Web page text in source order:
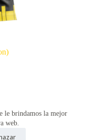
le brindamos la mejor
web.
SIGUIENTE